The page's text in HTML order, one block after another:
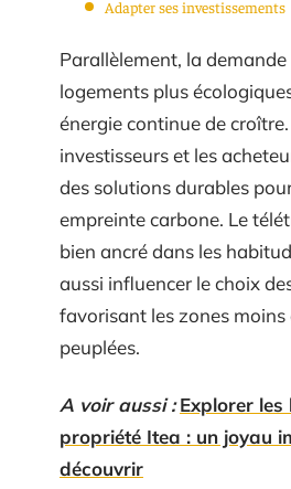
Adapter ses investissements
Parallèlement, la
logements plus
énergie continue de croître.
investisseurs et les
des solutions durables
empreinte carbone. Le
bien ancré dans les
aussi influencer le choix
favorisant les zones moins
peuplées.
A voir aussi : Explorer
propriété Itea : un joyau
découvrir